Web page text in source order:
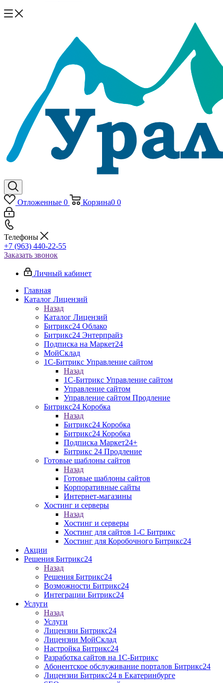
Отложенные 0 Корзина0 0
Телефоны
+7 (963) 440-22-55
Заказать звонок
Личный кабинет
Главная
Каталог Лицензий
Назад
Каталог Лицензий
Битрикс24 Облако
Битрикс24 Энтерпрайз
Подписка на Маркет24
МойСклад
1С-Битрикс Управление сайтом
Назад
1С-Битрикс Управление сайтом
Управление cайтом
Управление сайтом Продление
Битрикс24 Коробка
Назад
Битрикс24 Коробка
Битрикс24 Коробка
Подписка Маркет24+
Битрикс 24 Продление
Готовые шаблоны сайтов
Назад
Готовые шаблоны сайтов
Корпоративные сайты
Интернет-магазины
Хостинг и серверы
Назад
Хостинг и серверы
Хостинг для сайтов 1-C Битрикс
Хостинг для Коробочного Битрикс24
Акции
Решения Битрикс24
Назад
Решения Битрикс24
Возможности Битрикс24
Интеграции Битрикс24
Услуги
Назад
Услуги
Лицензии Битрикс24
Лицензии МойСклад
Настройка Битрикс24
Разработка cайтов на 1C-Битрикс
Абонентское обслуживание порталов Битрикс24
Лицензии Битрикс24 в Екатеринбурге